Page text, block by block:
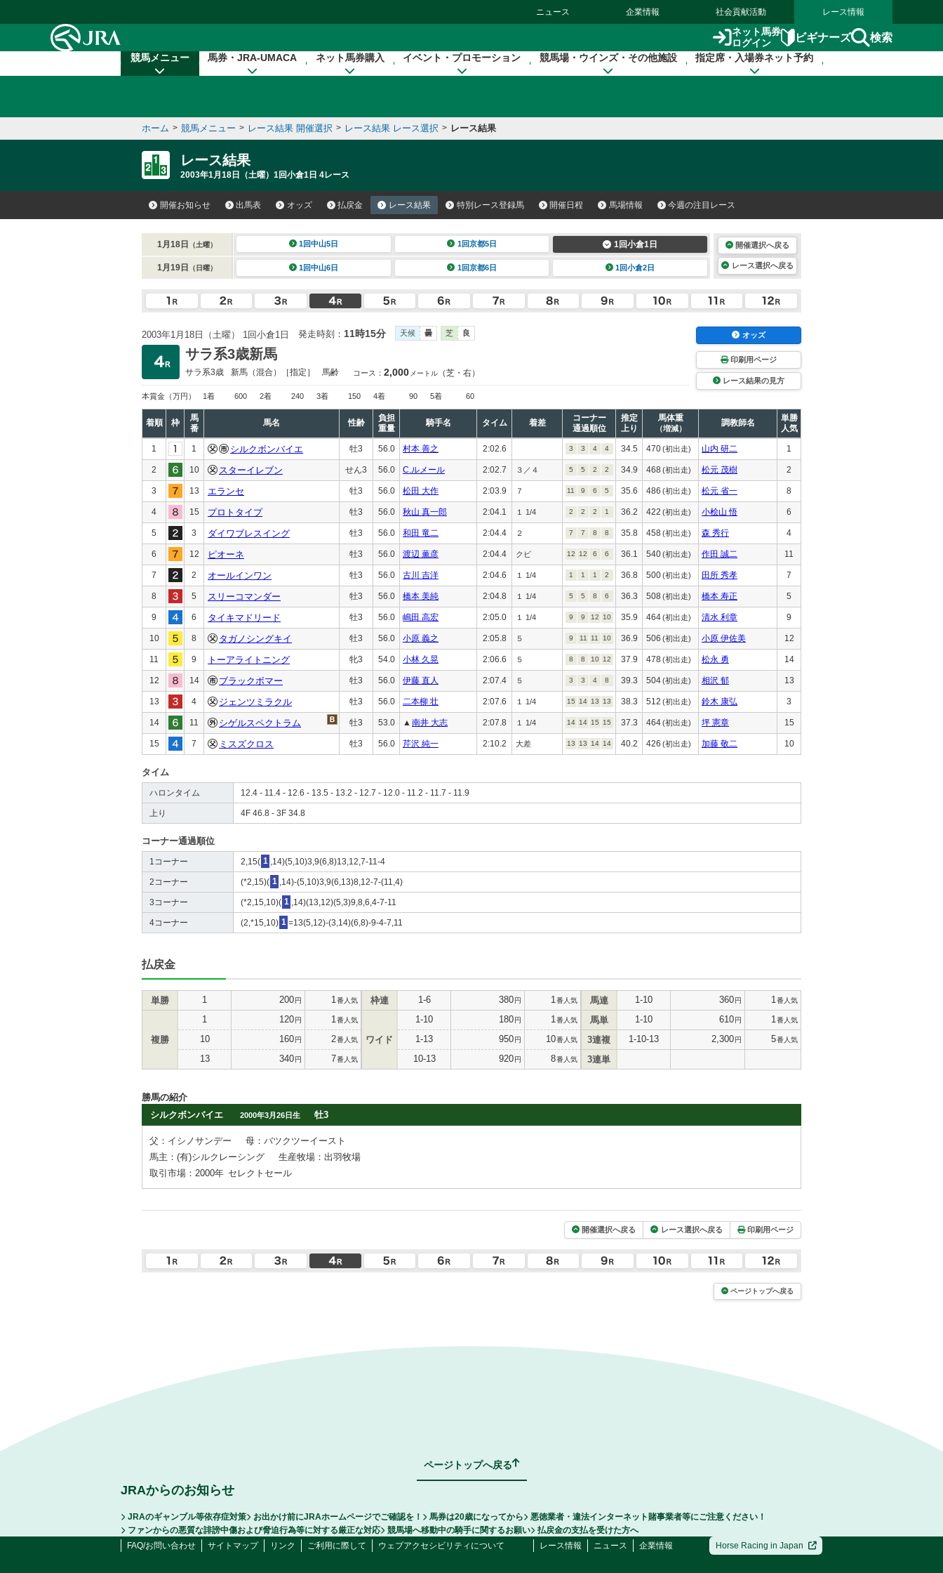
ニュース 企業情報 社会貢献活動 レース情報
ネット馬券
ログイン
ビギナーズ 検索
競馬メニュー 馬券・JRA-UMACA ネット馬券購入 イベント・プロモーション 競馬場・ウインズ・その他施設 指定席・入場券ネット予約
ホーム > 競馬メニュー > レース結果 開催選択 > レース結果 レース選択 > レース結果
レース結果
2003年1月18日（土曜）1回小倉1日 4レース
開催お知らせ 出馬表 オッズ 払戻金 レース結果 特別レース登録馬 開催日程 馬場情報 今週の注目レース
1月18日 （土曜） 1回中山5日 1回京都5日 1回小倉1日
1月19日 （日曜） 1回中山6日 1回京都6日 1回小倉2日
開催選択へ戻る
レース選択へ戻る
2003年1月18日（土曜） 1回小倉1日 発走時刻： 11時15分 天候 曇 芝 良
サラ系3歳新馬
サラ系3歳 新馬 （混合）［指定］ 馬齢 コース： 2,000 メートル （芝・右）
本賞金 （万円） 1着 600 2着 240 3着 150 4着 90 5着 60
オッズ
印刷用ページ
レース結果の見方
着順 枠
馬
番
馬名 性齢
負担
重量
騎手名 タイム 着差
コーナー
通過順位
推定
上り
馬体重
（増減）
調教師名
単勝
人気
1 1 シルクボンバイエ 牡3 56.0 村本 善之 2:02.6 3 3 4 4 34.5 470(初出走) 山内 研二 1
2 10 スターイレブン せん3 56.0 C.ルメール 2:02.7 ３／４ 5 5 2 2 34.9 468 (初出走) 松元 茂樹 2
3 13 エランセ 牡3 56.0 松田 大作 2:03.9 ７ 11 9 6 5 35.6 486 (初出走) 松元 省一 8
4 15 プロトタイプ 牡3 56.0 秋山 真一郎 2:04.1 １ 1/4 2 2 2 1 36.2 422 (初出走) 小桧山 悟 6
5 3 ダイワブレスイング 牡3 56.0 和田 竜二 2:04.4 ２ 7 7 8 8 35.8 458(初出走) 森 秀行 4
6 12 ピオーネ 牡3 56.0 渡辺 薫彦 2:04.4 クビ 12 12 6 6 36.1 540(初出走) 作田 誠二 11
7 2 オールインワン 牡3 56.0 古川 吉洋 2:04.6 １ 1/4 1 1 1 2 36.8 500(初出走) 田所 秀孝 7
8 5 スリーコマンダー 牡3 56.0 橋本 美純 2:04.8 １ 1/4 5 5 8 6 36.3 508 (初出走) 橋本 寿正 5
9 6 タイキマドリード 牡3 56.0 嶋田 高宏 2:05.0 １ 1/4 9 9 12 10 35.9 464(初出走) 清水 利章 9
10 8 タガノシングキイ 牡3 56.0 小原 義之 2:05.8 ５ 9 11 11 10 36.9 506 (初出走) 小原 伊佐美 12
11 9 トーアライトニング 牝3 54.0 小林 久晃 2:06.6 ５ 8 8 10 12 37.9 478(初出走) 松永 勇 14
12 14 ブラックボマー 牡3 56.0 伊藤 直人 2:07.4 ５ 3 3 4 8 39.3 504(初出走) 相沢 郁 13
13 4 ジェンツミラクル 牡3 56.0 二本柳 壮 2:07.6 １ 1/4 15 14 13 13 38.3 512 (初出走) 鈴木 康弘 3
14 11 シゲルスペクトラム 牡3 53.0 ▲ 南井 大志 2:07.8 １ 1/4 14 14 15 15 37.3 464(初出走) 坪 憲章 15
15 7 ミスズクロス 牡3 56.0 芹沢 純一 2:10.2 大差 13 13 14 14 40.2 426 (初出走) 加藤 敬二 10
タイム
ハロンタイム 12.4 - 11.4 - 12.6 - 13.5 - 13.2 - 12.7 - 12.0 - 11.2 - 11.7 - 11.9
上り 4F 46.8 - 3F 34.8
コーナー通過順位
1コーナー 2,15( 1 ,14)(5,10)3,9(6,8)13,12,7-11-4
2コーナー (*2,15)( 1 ,14)-(5,10)3,9(6,13)8,12-7-(11,4)
3コーナー (*2,15,10)( 1 ,14)(13,12)(5,3)9,8,6,4-7-11
4コーナー (2,*15,10) 1 =13(5,12)-(3,14)(6,8)-9-4-7,11
払戻金
単勝 1 200円 1 番人気
複勝
1 120円 1 番人気
10 160円 2番人気
13 340円 7番人気
枠連 1-6 380円 1 番人気
ワイド
1-10 180円 1 番人気
1-13 950円 10番人気
10-13 920円 8番人気
馬連 1-10 360円 1 番人気
馬単 1-10 610円 1 番人気
3連複 1-10-13 2,300円 5番人気
3連単
勝馬の紹介
シルクボンバイエ
2000年3月26日生 牡3
父：イシノサンデー
母：バツクツーイースト
馬主：(有)シルクレーシング
生産牧場：出羽牧場
取引市場：2000年 セレクトセール
開催選択へ戻る レース選択へ戻る 印刷用ページ
ページトップへ戻る
ページトップへ戻る
JRAからのお知らせ
JRAのギャンブル等依存症対策 お出かけ前にJRAホームページでご確認を！ 馬券は20歳になってから
悪徳業者・違法インターネット賭事業者等にご注意ください！
ファンからの悪質な誹謗中傷および脅迫行為等に対する厳正な対応
競馬場へ移動中の騎手に関するお願い
払戻金の支払を受けた方へ
FAQ/お問い合わせ
サイトマップ リンク ご利用に際して ウェブアクセシビリティについて レース情報 ニュース 企業情報 Horse Racing in Japan